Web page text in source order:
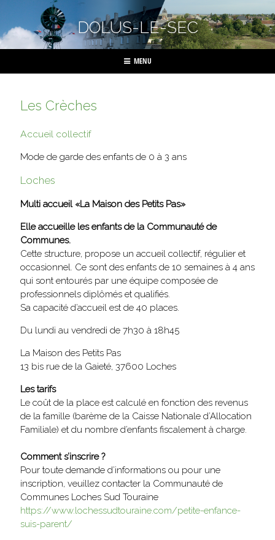
DOLUS-LE-SEC
MENU
Les Crèches
Accueil collectif
Mode de garde des enfants de 0 à 3 ans
Loches
Multi accueil «La Maison des Petits Pas»
Elle accueille les enfants de la Communauté de
Communes.
Cette structure, propose un accueil collectif, régulier et
occasionnel. Ce sont des enfants de 10 semaines à 4 ans
qui sont entourés par une équipe composée de
professionnels diplômés et qualifiés.
Sa capacité d’accueil est de 40 places.
Du lundi au vendredi de 7h30 à 18h45
La Maison des Petits Pas
13 bis rue de la Gaieté, 37600 Loches
Les tarifs
Le coût de la place est calculé en fonction des revenus
de la famille (barème de la Caisse Nationale d’Allocation
Familiale) et du nombre d’enfants fiscalement à charge.
Comment s’inscrire ?
Pour toute demande d’informations ou pour une
inscription, veuillez contacter la Communauté de
Communes Loches Sud Touraine
https://www.lochessudtouraine.com/petite-enfance-
suis-parent/